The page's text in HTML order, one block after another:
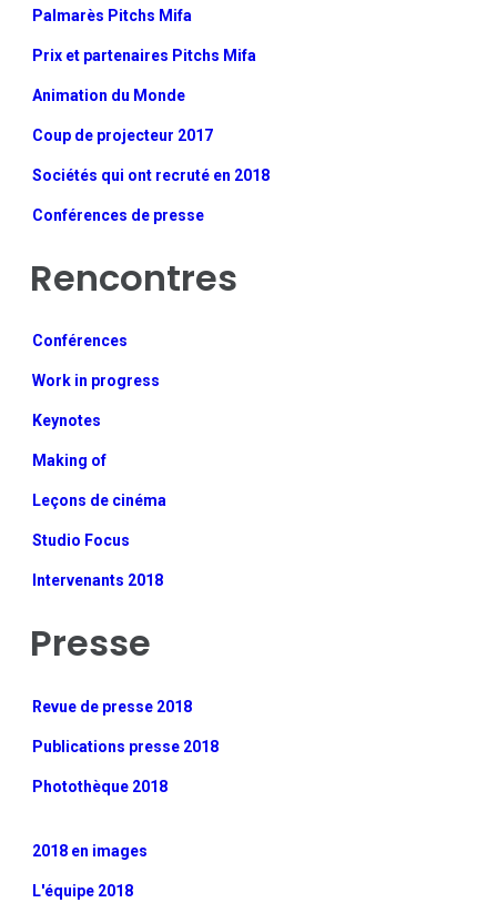
Palmarès Pitchs Mifa
Prix et partenaires Pitchs Mifa
Animation du Monde
Coup de projecteur 2017
Sociétés qui ont recruté en 2018
Conférences de presse
Rencontres
Conférences
Work in progress
Keynotes
Making of
Leçons de cinéma
Studio Focus
Intervenants 2018
Presse
Revue de presse 2018
Publications presse 2018
Photothèque 2018
2018 en images
L'équipe 2018